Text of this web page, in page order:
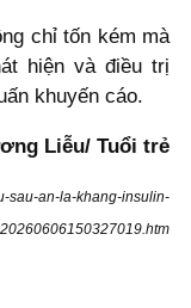
chỉ tốn kém mà
hiện và điều trị
khuyến cáo.
Liễu/ Tuổi trẻ
sau-an-la-khang-insulin-
20260606150327019.htm